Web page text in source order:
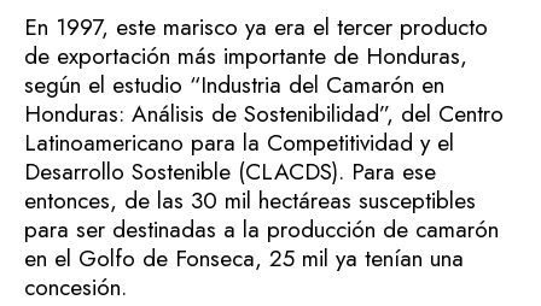
En 1997, este marisco ya era el tercer producto
de exportación más importante de Honduras,
según el estudio “Industria del Camarón en
Honduras: Análisis de Sostenibilidad”, del Centro
Latinoamericano para la Competitividad y el
Desarrollo Sostenible (CLACDS). Para ese
entonces, de las 30 mil hectáreas susceptibles
para ser destinadas a la producción de camarón
en el Golfo de Fonseca, 25 mil ya tenían una
concesión.